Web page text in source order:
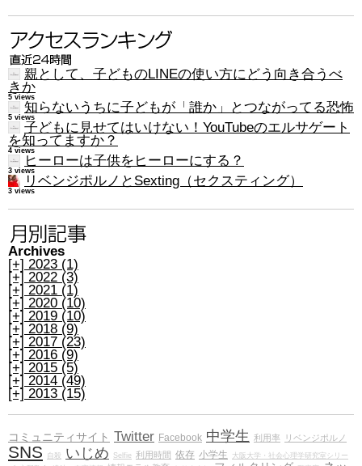
親として、子どものLINEの使い方にどう向き合うべ
きか
5 views
知らないうちに子どもが「誰か」とつながってる恐怖
5 views
子どもに見せてはいけない！YouTubeのエルサゲート
を知ってますか？
4 views
ヒーローは子供をヒーローにする？
3 views
リベンジポルノとSexting（セクスティング）
3 views
Archives
[+] 2023 (1)
[+] 2022 (3)
[+] 2021 (1)
[+] 2020 (10)
[+] 2019 (10)
[+] 2018 (9)
[+] 2017 (23)
[+] 2016 (9)
[+] 2015 (5)
[+] 2014 (49)
[+] 2013 (15)
コミュニティサイト Twitter Facebook 中学生 利用率 リベンジポルノ
SNS 自殺 いじめ Selfie 利用時間 依存 小学生
大阪大学・社会心理学研究室シリー